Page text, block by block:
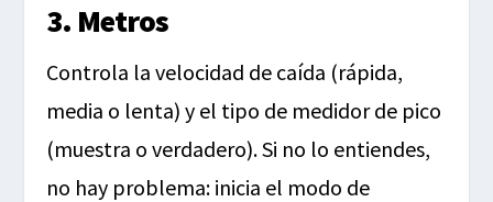
3. Metros
Controla la velocidad de caída (rápida,
media o lenta) y el tipo de medidor de pico
(muestra o verdadero). Si no lo entiendes,
no hay problema: inicia el modo de